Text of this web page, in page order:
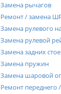
Замена рычагов
Ремонт / замена
Замена рулевого
Замена рулевой
Замена задних
Замена пружин
Замена шаровой
Ремонт переднего